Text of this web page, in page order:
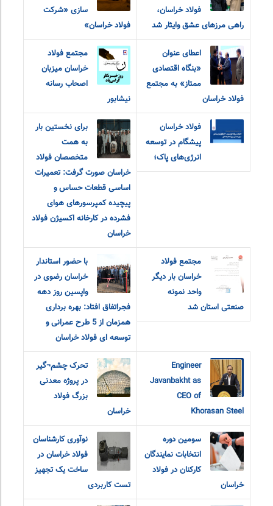
فولاد خراسان،
راهی مرزهای عشق و‌ایثار شد
سازی «شرکت
فولاد خراسان»
اعطای عنوان
«بنگاه اقتصادی
ممتاز» به مجتمع
فولاد خراسان
مجتمع فولاد
خراسان میزبان
اصحاب رسانه
نیشابور
فولاد خراسان
پیشگام در توسعه
انرژی‌های پاک؛
برای نخستین بار
به همت
متخصصان فولاد
خراسان صورت گرفت: تعمیرات
اساسی قطعات حساس و
پیچیده کمپرسورهای هوای
فشرده در کارخانه اکسیژن فولاد
خراسان
مجتمع فولاد
خراسان بار دیگر
واحد نمونه
صنعتی استان شد
با حضور استاندار
خراسان رضوی در
واپسین روز دهه
فجراتفاق افتاد: بهره برداری
همزمان از 5 طرح عمرانی و
توسعه ای فولاد خراسان
Engineer
Javanbakht as
CEO of
Khorasan Steel
تحرک چشم¬گیر
در پروژه معدنی
بزرگ فولاد
خراسان
سومین دوره
انتخابات نمایندگان
کارکنان در فولاد
خراسان
نوآوری کارشناسان
فولاد خراسان در
ساخت یک تجهیز
تست کاربردی